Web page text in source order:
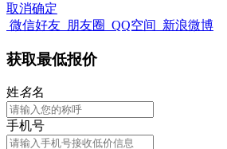
取消确定
微信好友 朋友圈 QQ空间 新浪微博
获取最低报价
姓名名
手机号